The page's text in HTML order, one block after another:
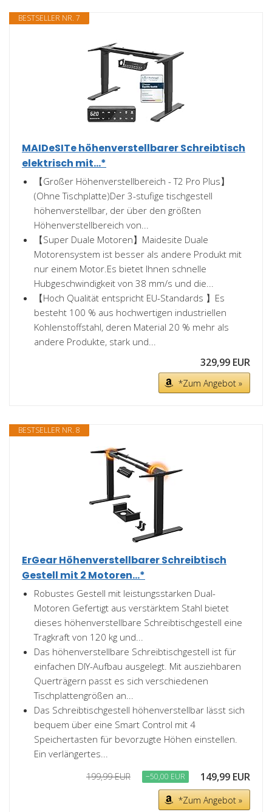
BESTSELLER NR. 7
MAIDeSITe höhenverstellbarer Schreibtisch
elektrisch mit...*
【Großer Höhenverstellbereich - T2 Pro Plus】
(Ohne Tischplatte)Der 3-stufige tischgestell
höhenverstellbar, der über den größten
Höhenverstellbereich von...
【Super Duale Motoren】Maidesite Duale
Motorensystem ist besser als andere Produkt mit
nur einem Motor.Es bietet Ihnen schnelle
Hubgeschwindigkeit von 38 mm/s und die...
【Hoch Qualität entspricht EU-Standards 】Es
besteht 100 % aus hochwertigen industriellen
Kohlenstoffstahl, deren Material 20 % mehr als
andere Produkte, stark und...
329,99 EUR
*Zum Angebot »
BESTSELLER NR. 8
ErGear Höhenverstellbarer Schreibtisch
Gestell mit 2 Motoren...*
Robustes Gestell mit leistungsstarken Dual-
Motoren Gefertigt aus verstärktem Stahl bietet
dieses höhenverstellbare Schreibtischgestell eine
Tragkraft von 120 kg und...
Das höhenverstellbare Schreibtischgestell ist für
einfachen DIY-Aufbau ausgelegt. Mit ausziehbaren
Querträgern passt es sich verschiedenen
Tischplattengrößen an...
Das Schreibtischgestell höhenverstellbar lässt sich
bequem über eine Smart Control mit 4
Speichertasten für bevorzugte Höhen einstellen.
Ein verlängertes...
199,99 EUR −50,00 EUR 149,99 EUR
*Zum Angebot »